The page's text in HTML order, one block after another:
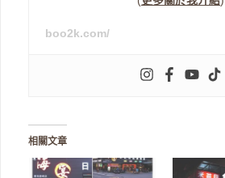
boo2k.com/
相關文章